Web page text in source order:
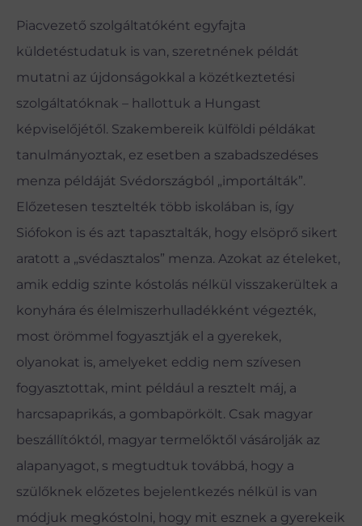
Piacvezető szolgáltatóként egyfajta
küldetéstudatuk is van, szeretnének példát
mutatni az újdonságokkal a közétkeztetési
szolgáltatóknak – hallottuk a Hungast
képviselőjétől. Szakembereik külföldi példákat
tanulmányoztak, ez esetben a szabadszedéses
menza példáját Svédországból „importálták”.
Előzetesen tesztelték több iskolában is, így
Siófokon is és azt tapasztalták, hogy elsöprő sikert
aratott a „svédasztalos” menza. Azokat az ételeket,
amik eddig szinte kóstolás nélkül visszakerültek a
konyhára és élelmiszerhulladékként végezték,
most örömmel fogyasztják el a gyerekek,
olyanokat is, amelyeket eddig nem szívesen
fogyasztottak, mint például a resztelt máj, a
harcsapaprikás, a gombapörkölt. Csak magyar
beszállítóktól, magyar termelőktől vásárolják az
alapanyagot, s megtudtuk továbbá, hogy a
szülőknek előzetes bejelentkezés nélkül is van
módjuk megkóstolni, hogy mit esznek a gyerekeik